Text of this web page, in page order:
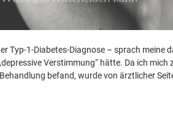
Typ-1-Diabetes-Diagnose – sprach meine
Verstimmung“ hätte. Da ich mich
befand, wurde von ärztlicher